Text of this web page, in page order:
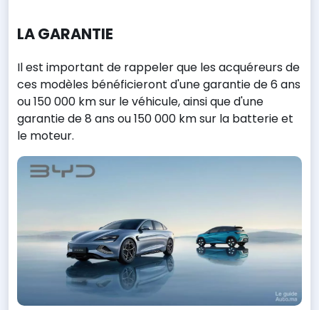
LA GARANTIE
Il est important de rappeler que les acquéreurs de
ces modèles bénéficieront d'une garantie de 6 ans
ou 150 000 km sur le véhicule, ainsi que d'une
garantie de 8 ans ou 150 000 km sur la batterie et
le moteur.